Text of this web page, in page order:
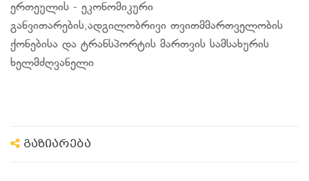
ერთეულის - ეკონომიკური
განვითარების,ადგილობრივი თვითმმართველობის
ქონებისა და ტრანსპორტის მართვის სამსახურის
ხელმძღვანელი
გაზიარება